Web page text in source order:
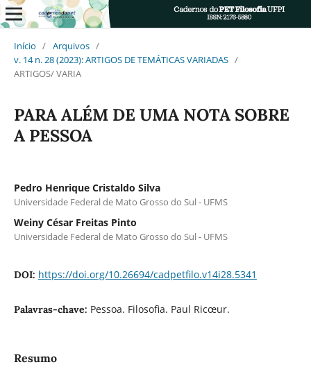
Início / Arquivos /
v. 14 n. 28 (2023): ARTIGOS DE TEMÁTICAS VARIADAS /
ARTIGOS/ VARIA
PARA ALÉM DE UMA NOTA SOBRE
A PESSOA
Pedro Henrique Cristaldo Silva
Universidade Federal de Mato Grosso do Sul - UFMS
Weiny César Freitas Pinto
Universidade Federal de Mato Grosso do Sul - UFMS
DOI: https://doi.org/10.26694/cadpetfilo.v14i28.5341
Palavras-chave: Pessoa. Filosofia. Paul Ricœur.
Resumo